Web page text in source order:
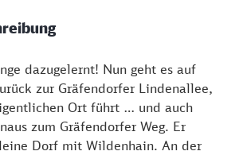
dazugelernt! Nun geht es auf
zur Gräfendorfer Lindenallee,
Ort führt … und auch
zum Gräfendorfer Weg. Er
Dorf mit Wildenhain. An der